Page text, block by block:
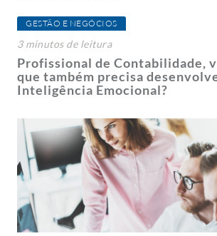
GESTÃO E NEGÓCIOS
3 minutosde leitura
Profissional de Contabilidade,
que também precisa
Inteligência Emocional?